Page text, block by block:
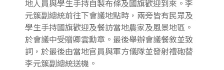
地人員與學生手持自製布條及國旗歡迎到來。李
元簇副總統前往下會議地點時，兩旁皆有民眾及
學生手持國旗歡迎及餐訪當地農家及風景地區。
於會議中受贈卿雲勳章。最後舉辦會議餐敘並致
詞，於最後由當地官員與軍方儀隊並發射禮砲替
李元簇副總統送機。